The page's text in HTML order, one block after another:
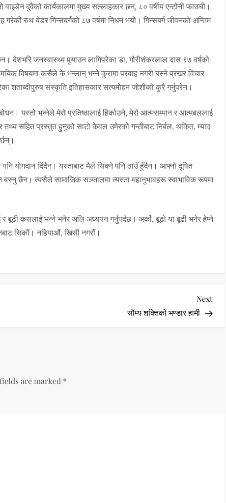
वाइडेन दुवैको कार्यकालमा मुख्य सल्लाहकार छन्, ८० वर्षीय एन्टोनी फाउची।
गरेकी रुथ बेडर गिन्सबर्गको ८७ वर्षमा निधन भयो। गिन्सबर्ग जीवनको अन्तिम
देशभरि जनस्वास्थ्य पुर्‍याउन लागिपरेका डा. गौरीशंकरलाल दास ९७ वर्षको
विषयमा कसैले के भन्लान् भन्ने कुरामा परवाह नगरी बस्ने प्रखर विचार
शताब्दीपुरुष संस्कृति इतिहासकार सत्यमोहन जोशीको कुरै गर्नुपरेन।
यस्तो भन्नेले मेरो प्रतिष्ठालाई हिर्काउने, मेरो आत्मसम्मान र आत्मबललाई
तथ्य सहित प्रस्तुत हुनुको साटो केवल उमेरको गन्तीबाट निर्बल, थकित, म्याद
योगदान दिंदैन। यस्ताबाट मैले सिक्ने पनि ठाउँ हुँदैन। आफ्नो दूषित
बस्नु छैन। त्यसैले सामाजिक सञ्जालमा त्यस्ता महानुभावहरू स्वाभाविक रूपमा
र बूढी कसलाई भन्ने भनेर अलि अध्ययन गर्नुपर्दछ। अर्को, बूढो या बूढी भनेर हेप्ने
सिकौं। नहियाऔं, खिसी नगरौं।
Next
Post
Next
सौम्य शक्तिको भण्डार हामी
are marked *